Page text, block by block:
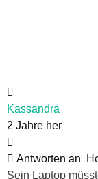
Kassandra
2 Jahre her
Antworten an
Sein Laptop